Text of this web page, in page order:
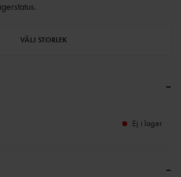
.
VÄLJ STORLEK
–
Ej i lager
–